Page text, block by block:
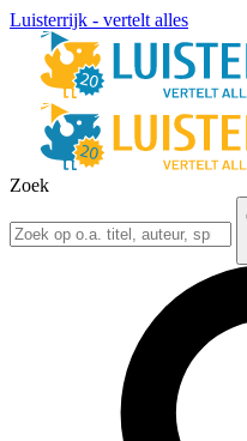
Luisterrijk - vertelt alles
Zoek